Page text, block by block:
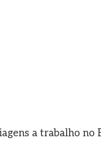
a trabalho